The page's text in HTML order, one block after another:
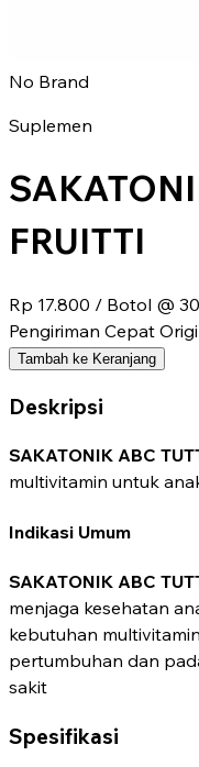
No Brand
Suplemen
FRUITTI
Rp 17.800 / Botol @
Pengiriman Cepat
Tambah ke Keranjang
Deskripsi
SAKATONIK ABC
multivitamin untuk
Indikasi Umum
SAKATONIK ABC
menjaga kesehatan
kebutuhan
pertumbuhan dan
sakit
Spesifikasi